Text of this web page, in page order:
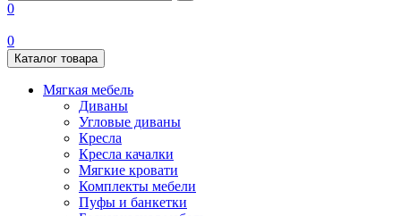
0
0
Каталог товара
Мягкая мебель
Диваны
Угловые диваны
Кресла
Кресла качалки
Мягкие кровати
Комплекты мебели
Пуфы и банкетки